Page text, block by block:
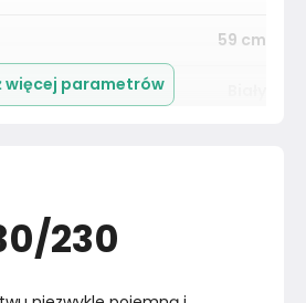
59 cm
półki
więcej parametrów
230